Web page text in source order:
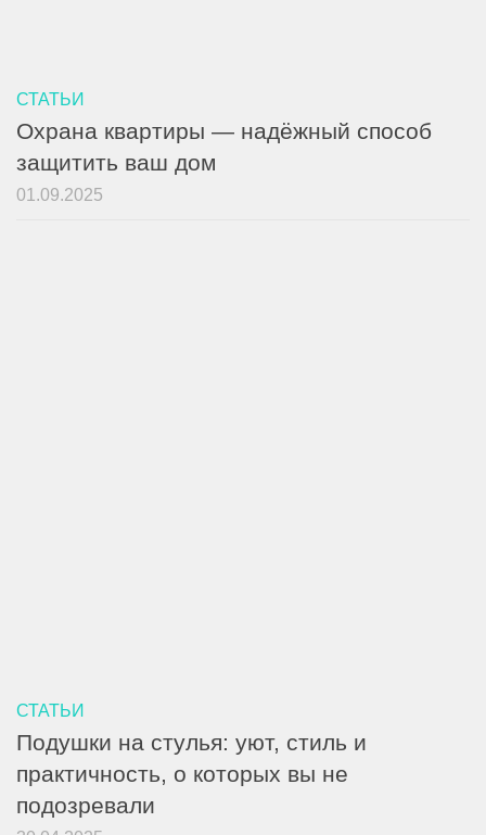
СТАТЬИ
Охрана квартиры — надёжный способ
защитить ваш дом
01.09.2025
СТАТЬИ
Подушки на стулья: уют, стиль и
практичность, о которых вы не
подозревали